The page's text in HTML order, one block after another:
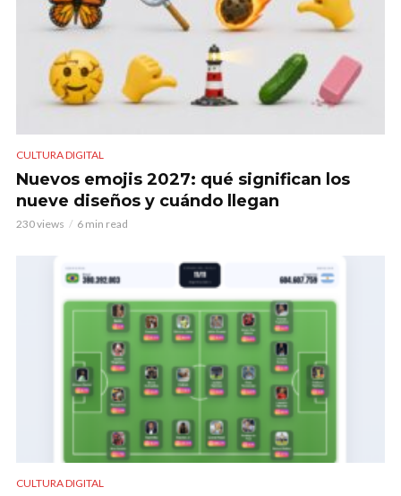
CULTURA DIGITAL
Nuevos emojis 2027: qué significan los
nueve diseños y cuándo llegan
230 views 6 min read
CULTURA DIGITAL